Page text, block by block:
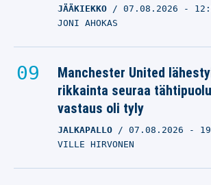
JÄÄKIEKKO 07.08.2026 -
JONI AHOKAS
Manchester United
rikkainta seuraa
vastaus oli tyly
JALKAPALLO 07.08.2026 -
VILLE HIRVONEN